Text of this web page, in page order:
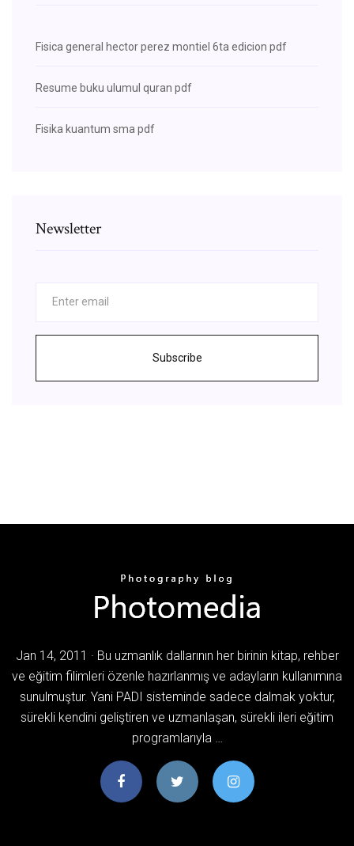
Fisica general hector perez montiel 6ta edicion pdf
Resume buku ulumul quran pdf
Fisika kuantum sma pdf
Newsletter
Subscribe
Jan 14, 2011 · Bu uzmanlık dallarının her birinin kitap, rehber
ve eğitim filimleri özenle hazırlanmış ve adayların kullanımına
sunulmuştur. Yani PADI sisteminde sadece dalmak yoktur,
sürekli kendini geliştiren ve uzmanlaşan, sürekli ileri eğitim
programlarıyla …